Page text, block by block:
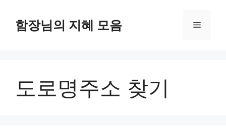
함장님의 지혜 모음 메
도로명주소 찾기